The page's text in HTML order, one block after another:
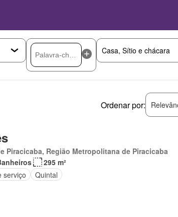
Ordenar por:
Piracicaba, Região Metropolitana de Piracicaba
295 m²
serviço Quintal